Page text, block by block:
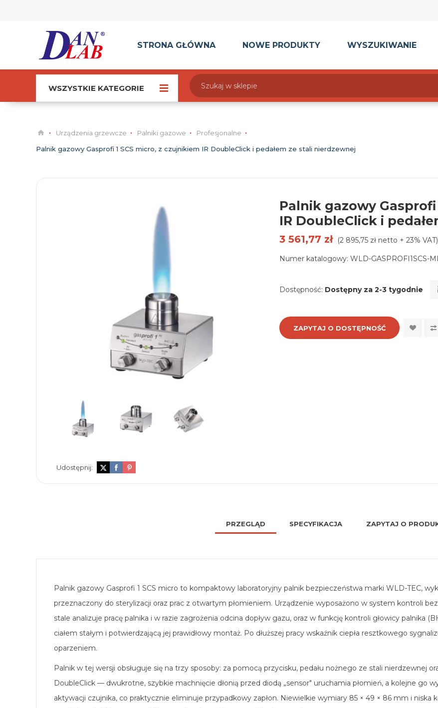
STRONA GŁÓWNA NOWE PRODUKTY WYSZUKIWANIE
WSZYSTKIE KATEGORIE
Urządzenia grzewcze Palniki gazowe
Profesjonalne
Palnik gazowy Gasprofi 1 SCS micro, z czujnikiem IR DoubleClick i pedałem ze stali nierdzewnej
Palnik gazowy Gasprofi
IR DoubleClick i
3 561,77 zł (2 895,75 zł netto + 23% VAT)
Numer katalogowy: WLD-GASPROFI1SCS-
Dostępność: Dostępny za 2-3 tygodnie
ZAPYTAJ O DOSTĘPNOŚĆ
Udostępnij:
PRZEGLĄD SPECYFIKACJA ZAPYTAJ O
Palnik gazowy Gasprofi 1 SCS micro to kompaktowy laboratoryjny palnik bezpieczeństwa marki WLD-TEC,
przeznaczony do sterylizacji oraz prac z otwartym płomieniem. Urządzenie wyposażono w system kontroli
stale analizuje pracę palnika i w razie zagrożenia odcina dopływ gazu, oraz w funkcję kontroli głowicy palnika
ciałem stałym i potwierdzającą jej prawidłowy montaż. Po dłuższej pracy wskaźnik ciepła resztkowego
oparzeniem.
Palnik w tej wersji obsługuje się na trzy sposoby: za pomocą przycisku, pedału nożnego ze stali nierdzewnej
DoubleClick — dwukrotne, szybkie machnięcie dłonią przed diodą „sensor" uruchamia płomień, a kolejne go
aktywacji czujnika, co praktycznie eliminuje przypadkowy zapłon. Niewielkie wymiary 85 × 49 × 86 mm i niska